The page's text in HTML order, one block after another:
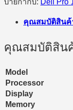
คุณสมบัติสินค้
คุณสมบัติสิน
Model
Processor
Display
Memory